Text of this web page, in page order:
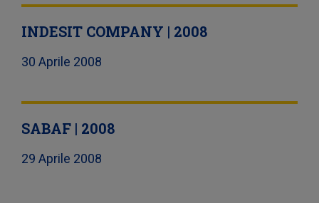
INDESIT COMPANY | 2008
30 Aprile 2008
SABAF | 2008
29 Aprile 2008